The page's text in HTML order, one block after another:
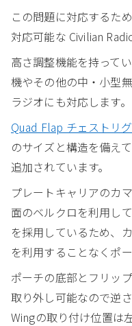
この問題に対応するた
対応可能な Civilian
高さ調整機能を持って
機やその他の中・小型
ラジオにも対応します。
Quad Flap チェストリグ
のサイズと構造を備え
追加されています。
プレートキャリアのカ
面のベルクロを利用し
を採用しているため、
を利用することなくポ
ポーチの底部とフリッ
取り外し可能なので逆
Wingの取り付け位置は